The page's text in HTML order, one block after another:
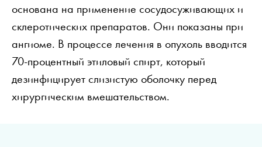
основана на применение сосудосуживающих и
склеротических препаратов. Они показаны при
ангиоме. В процессе лечения в опухоль вводится
70-процентный этиловый спирт, который
дезинфицирует слизистую оболочку перед
хирургическим вмешательством.